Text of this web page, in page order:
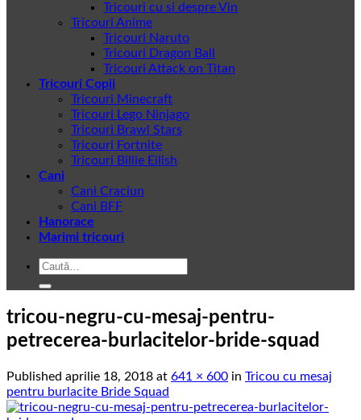
Tricouri cu si despre Vin
Tricouri Anime
Tricouri Naruto
Tricouri Dragon Ball
Tricouri Attack on Titan
Tricouri Copii
Tricouri Minecraft
Tricouri Lego Ninjago
Tricouri Brawl Stars
Tricouri Fortnite
Tricouri Billie Eilish
Cani
Cani Craciun
Cani BFF
Hanorace
Marimi tricouri
Caută
tricou-negru-cu-mesaj-pentru-
petrecerea-burlacitelor-bride-squad
Published aprilie 18, 2018 at 641 × 600 in Tricou cu mesaj
pentru burlacite Bride Squad